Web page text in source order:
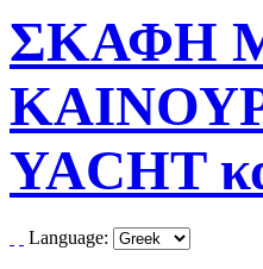
ΣΚΑΦΗ
YACHT
Language: